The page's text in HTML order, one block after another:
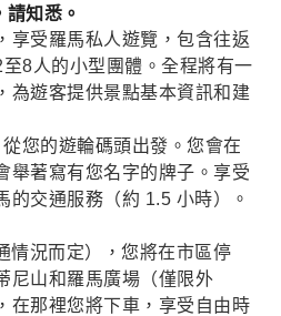
知悉。
享受羅馬私人遊覽，包含往返
8人的小型團體。全程將有一
為遊客提供景點基本資訊和建
您的遊輪碼頭出發。您會在
舉著寫有您名字的牌子。享受
的交通服務（約 1.5 小時）。
情況而定），您將在市區停
尼山和羅馬廣場（僅限外
在那裡您將下車，享受自由時